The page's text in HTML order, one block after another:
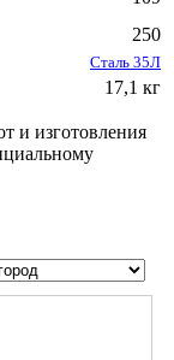
250
Сталь 35Л
17,1 кг
и изготовления